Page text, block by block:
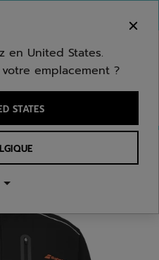
d'article
en United States.
emplacement ?
STATES